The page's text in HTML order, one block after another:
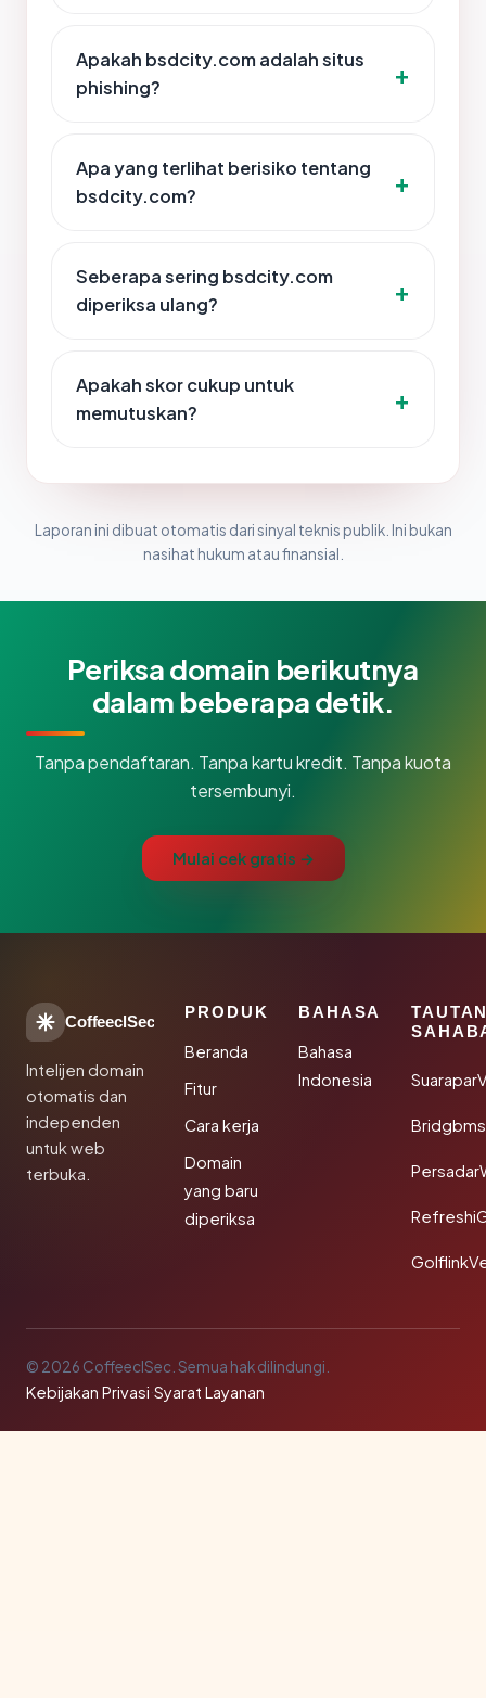
Apakah bsdcity.com adalah situs
phishing?
Apa yang terlihat berisiko tentang
bsdcity.com?
Seberapa sering bsdcity.com
diperiksa ulang?
Apakah skor cukup untuk
memutuskan?
Laporan ini dibuat otomatis dari sinyal teknis publik. Ini bukan
nasihat hukum atau finansial.
Periksa domain berikutnya
dalam beberapa detik.
Tanpa pendaftaran. Tanpa kartu kredit. Tanpa kuota
tersembunyi.
Mulai cek gratis →
CoffeeclSec
Intelijen domain
otomatis dan
independen
untuk web
terbuka.
PRODUK
Beranda
Fitur
Cara kerja
Domain
yang baru
diperiksa
BAHASA
Bahasa
Indonesia
© 2026 CoffeeclSec. Semua hak dilindungi.
Kebijakan Privasi·Syarat Layanan